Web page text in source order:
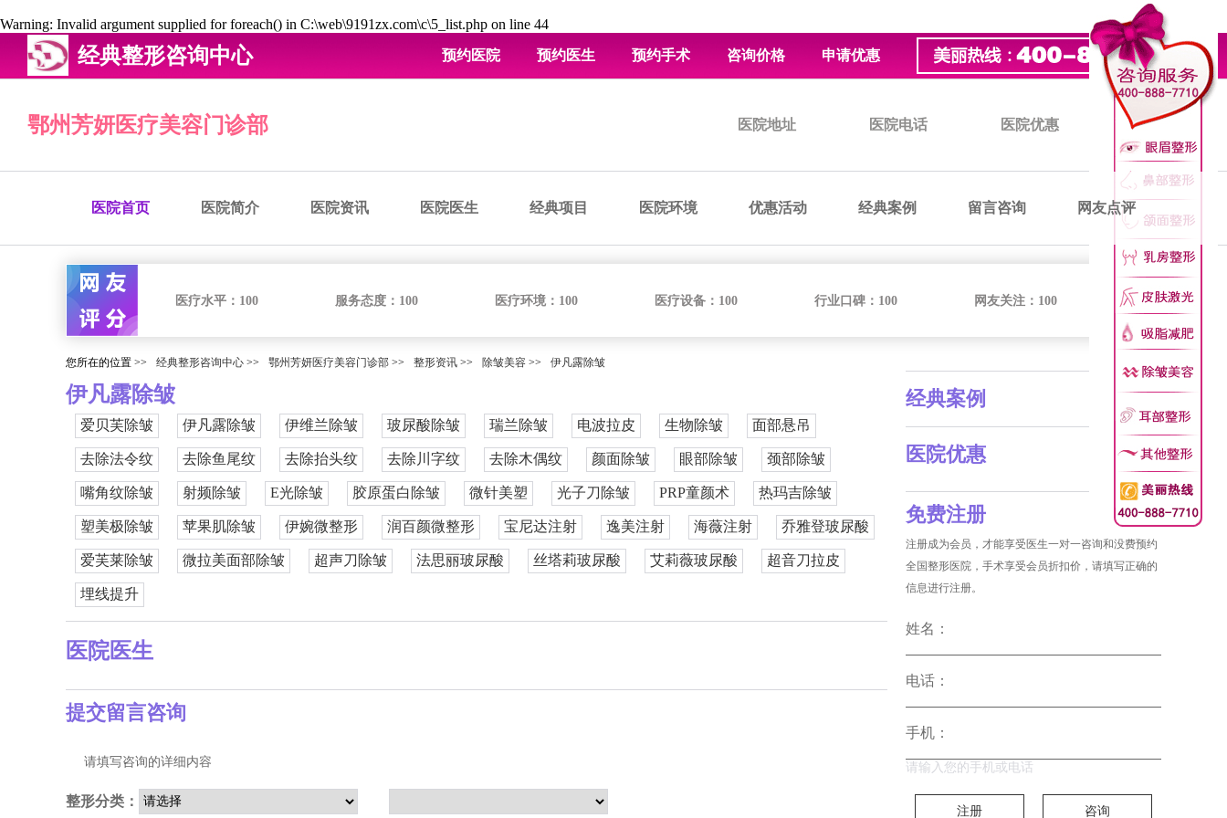
Warning: Invalid argument supplied for foreach() in C:\web\9191zx.com\c\5_list.php on line 44
经典整形咨询中心 预约医院 预约医生 预约手术 咨询价格 申请优惠
鄂州芳妍医疗美容门诊部 医院地址 医院电话 医院优惠 医院价格
医院首页 医院简介 医院资讯 医院医生 经典项目 医院环境 优惠活动 经典案例 留言咨询 网友点评
医疗水平： 100 服务态度： 100 医疗环境： 100 医疗设备： 100 行业口碑： 100 网友关注： 100
您所在的位置 >> 经典整形咨询中心 >> 鄂州芳妍医疗美容门诊部 >> 整形资讯 >> 除皱美容 >> 伊凡露除皱
伊凡露除皱
爱贝芙除皱 伊凡露除皱 伊维兰除皱 玻尿酸除皱 瑞兰除皱 电波拉皮 生物除皱 面部悬吊
去除法令纹 去除鱼尾纹 去除抬头纹 去除川字纹 去除木偶纹 颜面除皱 眼部除皱 颈部除皱
嘴角纹除皱 射频除皱 E光除皱 胶原蛋白除皱 微针美塑 光子刀除皱 PRP童颜术 热玛吉除皱
塑美极除皱 苹果肌除皱 伊婉微整形 润百颜微整形 宝尼达注射 逸美注射 海薇注射 乔雅登玻尿酸
爱芙莱除皱 微拉美面部除皱 超声刀除皱 法思丽玻尿酸 丝塔莉玻尿酸 艾莉薇玻尿酸 超音刀拉皮
埋线提升
医院医生
提交留言咨询
请填写咨询的详细内容
整形分类：
经典案例
医院优惠
免费注册
注册成为会员，才能享受医生一对一咨询和没费预约
全国整形医院，手术享受会员折扣价，请填写正确的
信息进行注册。
姓名：
电话：
手机：
请输入您的手机或电话
注册 咨询